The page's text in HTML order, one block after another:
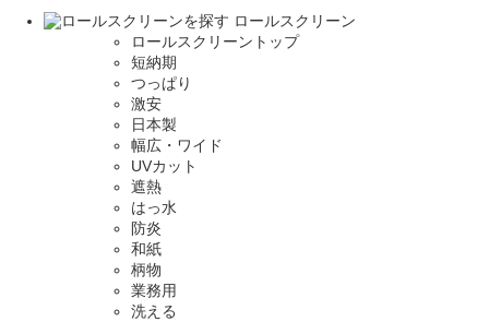
ロールスクリーン
ロールスクリーントップ
短納期
つっぱり
激安
日本製
幅広・ワイド
UVカット
遮熱
はっ水
防炎
和紙
柄物
業務用
洗える